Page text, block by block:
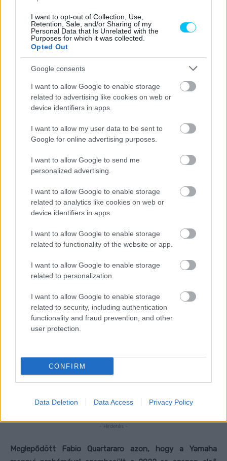
I want to opt-out of Collection, Use,
Retention, Sale, and/or Sharing of my
Personal Data that Is Unrelated with the
Purposes for which it was collected.
Opted Out
Google consents
I want to allow Google to enable storage
related to advertising like cookies on web or
device identifiers in apps.
I want to allow my user data to be sent to
Google for online advertising purposes.
I want to allow Google to send me
personalized advertising.
I want to allow Google to enable storage
related to analytics like cookies on web or
device identifiers in apps.
I want to allow Google to enable storage
related to functionality of the website or app.
I want to allow Google to enable storage
related to personalization.
I want to allow Google to enable storage
related to security, including authentication
functionality and fraud prevention, and other
user protection.
CONFIRM
Data Deletion Data Access Privacy Policy
- Advertisment -